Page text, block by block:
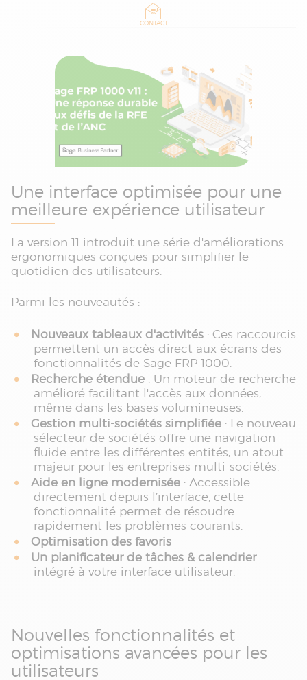
CONTACT
Une interface optimisée pour une
meilleure expérience utilisateur
La version 11 introduit une série d'améliorations
ergonomiques conçues pour simplifier le
quotidien des utilisateurs.
Parmi les nouveautés :
Nouveaux tableaux d'activités : Ces raccourcis
permettent un accès direct aux écrans des
fonctionnalités de Sage FRP 1000.
Recherche étendue : Un moteur de recherche
amélioré facilitant l'accès aux données,
même dans les bases volumineuses.
Gestion multi-sociétés simplifiée : Le nouveau
sélecteur de sociétés offre une navigation
fluide entre les différentes entités, un atout
majeur pour les entreprises multi-sociétés.
Aide en ligne modernisée : Accessible
directement depuis l’interface, cette
fonctionnalité permet de résoudre
rapidement les problèmes courants.
Optimisation des favoris
Un planificateur de tâches & calendrier
intégré à votre interface utilisateur.
Nouvelles fonctionnalités et
optimisations avancées pour les
utilisateurs